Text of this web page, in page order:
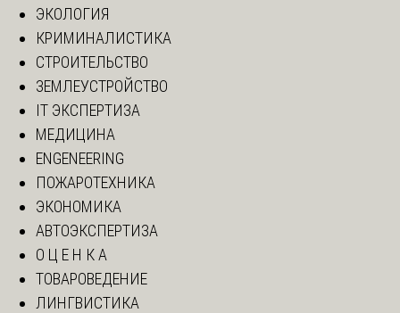
ЭКОЛОГИЯ
КРИМИНАЛИСТИКА
СТРОИТЕЛЬСТВО
ЗЕМЛЕУСТРОЙСТВО
IT ЭКСПЕРТИЗА
МЕДИЦИНА
ENGENEERING
ПОЖАРОТЕХНИКА
ЭКОНОМИКА
АВТОЭКСПЕРТИЗА
О Ц Е Н К А
ТОВАРОВЕДЕНИЕ
ЛИНГВИСТИКА